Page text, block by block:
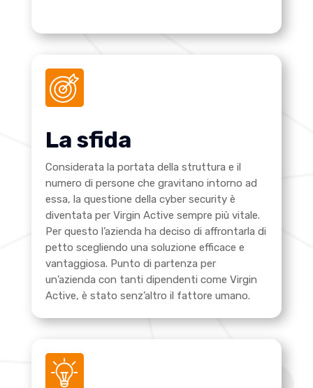
La sfida
Considerata la portata della struttura e il
numero di persone che gravitano intorno ad
essa, la questione della cyber security è
diventata per Virgin Active sempre più vitale.
Per questo l’azienda ha deciso di affrontarla di
petto scegliendo una soluzione efficace e
vantaggiosa. Punto di partenza per
un’azienda con tanti dipendenti come Virgin
Active, è stato senz’altro il fattore umano.